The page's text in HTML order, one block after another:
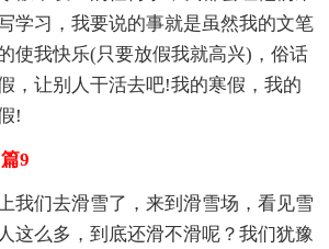
学习，我要说的事就是虽然我的文笔
使我快乐(只要放假我就高兴)，俗话
，让别人干活去吧!我的寒假，我的
!
9
我们去滑雪了，来到滑雪场，看见雪
这么多，到底还滑不滑呢？我们犹豫